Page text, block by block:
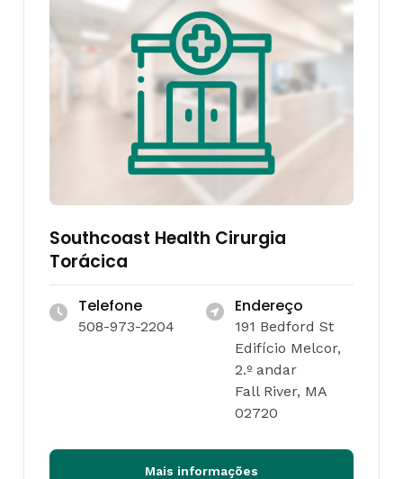
Southcoast Health Cirurgia
Torácica
Telefone
508-973-2204
Endereço
191 Bedford St
Edifício Melcor,
2.º andar
Fall River, MA
02720
Mais informações